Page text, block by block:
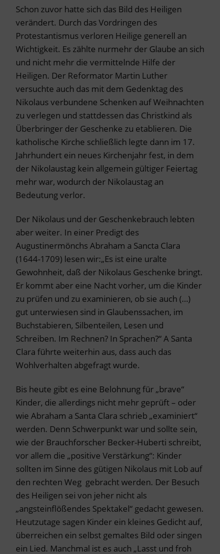
Schon zuvor hatte sich das Bild des Heiligen
verändert. Durch das Vordringen des
Protestantismus verloren Heilige generell an
Wichtigkeit. Es zählte nurmehr der Glaube an sich
und nicht mehr die vermittelnde Hilfe der
Heiligen. Der Reformator Martin Luther
versuchte auch das mit dem Gedenktag des
Nikolaus verbundene Schenken auf Weihnachten
zu verlegen und stattdessen das Christkind als
Überbringer der Geschenke zu etablieren. Die
katholische Kirche schließlich legte dann im 17.
Jahrhundert ein neues Kirchenjahr fest, in dem
der Nikolaustag kein allgemein gültiger Feiertag
mehr war, wodurch der Nikolaustag an
Bedeutung verlor.
Der Nikolaus und der Geschenkebrauch lebten
aber weiter. In einer Predigt des
Augustinermönchs Abraham a Sancta Clara
(1644-1709) lesen wir:„Es ist eine uralte
Gewohnheit, daß der Nikolaus Geschenke bringt.
Er kommt aber eine Nacht vorher, um die Kinder
zu prüfen und zu examinieren, ob sie auch (…)
gut unterwiesen sind in Glaubenssachen, im
Buchstabieren, Silbenteilen, Lesen und
Schreiben. Im Rechnen? In Sprachen?“ A Santa
Clara führte weiterhin aus, dass auch das
Wohlverhalten abgefragt wurde.
Bis heute gibt es eine Belohnung für „brave“
Kinder, die allerdings nicht mehr geprüft – oder
wie Abraham a Santa Clara schrieb „examiniert“
werden. Denn Schwerpunkt war und sollte sein,
wie der Brauchforscher Becker-Huberti schreibt,
vor allem die „positive Verstärkung“: Kinder
sollten im Sinne des gütigen Nikolaus mit Lob auf
den rechten Weg gebracht werden. Der Besuch
des Heiligen sei von jeher nicht als
„angsteinflößendes Spektakel“ gedacht gewesen.
Heutzutage sagen Kinder ein kleines Gedicht auf,
überreichen ein selbst gemaltes Bild oder singen
ein Lied. Manchmal ist es auch „Lasst und froh